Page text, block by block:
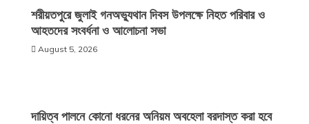
শরীয়তপুরে জুলাই গনঅভ্যুথান দিবস উপলক্ষে নিহত পরিবার ও
আহতদের সংবর্ধনা ও আলোচনা সভা
August 5, 2026
দায়িত্ব পালনে কোনো ধরনের অনিয়ম অবহেলা বরদাস্ত করা হবে